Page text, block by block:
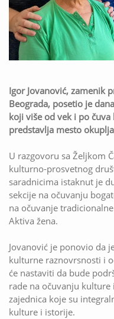
Igor Jovanović, zamenik
Beograda, posetio je
koji više od vek i po
predstavlja mesto
U razgovoru sa Željkom
kulturno-prosvetnog
saradnicima istaknut je
sekcije na očuvanju
na očuvanje
Aktiva žena.
Jovanović je ponovio da
kulturne raznovrsnosti i
će nastaviti da bude
rade na očuvanju
zajednica koje su
kulture i istorije.